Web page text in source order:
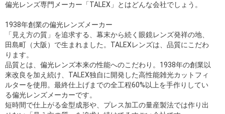
偏光レンズ専門メーカー「TALEX」とはどんな会社でしょう。
1938年創業の偏光レンズメーカー
「見え方の質」を追求する、幕末から続く眼鏡レンズ発祥の地、
田島町（大阪）で生まれました。TALEXレンズは、品質にこだわ
ります。
品質とは、偏光レンズ本来の性能へのこだわり。1938年の創業以
来改良を加え続け、TALEX独自に開発した高性能雑光カットフィ
ルターを使用。最終仕上げまでの全工程60%以上を手作りしてい
る偏光レンズメーカーです。
短時間で仕上がる金型成形や、プレス加工の量産製法では作り出